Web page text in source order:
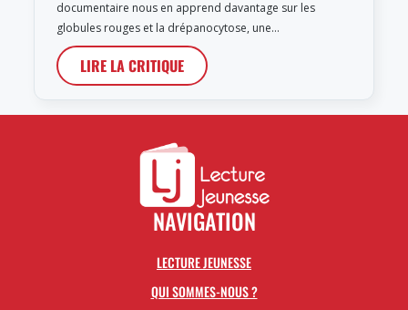
documentaire nous en apprend davantage sur les
globules rouges et la drépanocytose, une…
LIRE LA CRITIQUE
NAVIGATION
LECTURE JEUNESSE
QUI SOMMES-NOUS ?